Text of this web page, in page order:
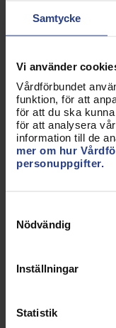
Samtycke
Vi använder
Vårdförbundet
funktion, för att
för att du ska
för att analysera
information till de
mer om hur
personuppgifter.
Nödvändig
Inställningar
Statistik